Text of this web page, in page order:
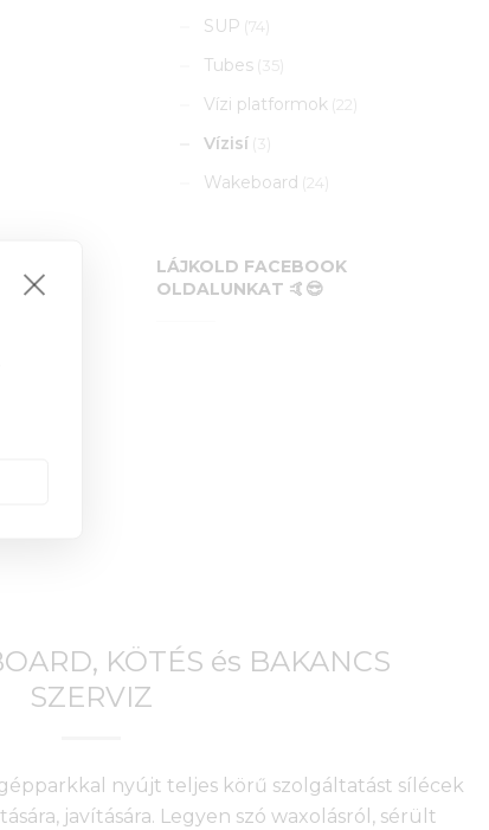
SUP (74)
Tubes (35)
Vízi platformok (22)
Vízisí (3)
Wakeboard (24)
LÁJKOLD FACEBOOK
OLDALUNKAT 🤙😎
KÖTÉS és BAKANCS
SZERVIZ
nyújt teljes körű szolgáltatást sílécek
javítására. Legyen szó waxolásról, sérült